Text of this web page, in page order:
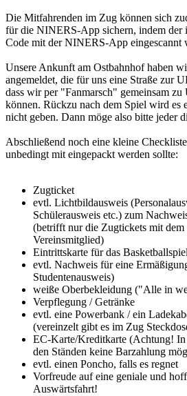
Die Mitfahrenden im Zug können sich
für die NINERS-App sichern, indem der
Code mit der NINERS-App eingescannt
Unsere Ankunft am Ostbahnhof haben
angemeldet, die für uns eine Straße zur
dass wir per "Fanmarsch" gemeinsam
können. Rückzu nach dem Spiel wird es
nicht geben. Dann möge also bitte jeder
Abschließend noch eine kleine
unbedingt mit eingepackt werden sollte:
Zugticket
evtl. Lichtbildausweis
Schülerausweis etc.) zum
(betrifft nur die Zugtickets mit dem
Vereinsmitglied)
Eintrittskarte für das Basketballspiel
evtl. Nachweis für eine
Studentenausweis)
weiße Oberbekleidung ("Alle in
Verpflegung / Getränke
evtl. eine Powerbank / ein
(vereinzelt gibt es im Zug
EC-Karte/Kreditkarte (Achtung!
den Ständen keine Barzahlung
evtl. einen Poncho, falls es regnet
Vorfreude auf eine geniale und
Auswärtsfahrt!